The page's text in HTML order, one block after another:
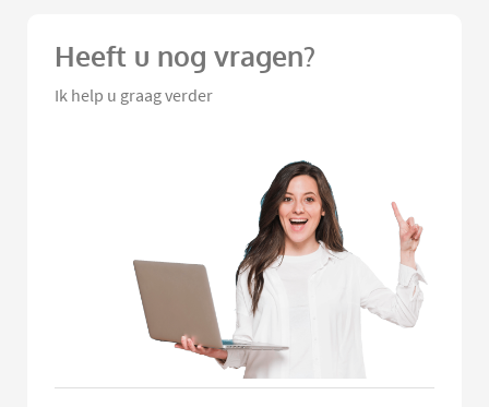
Heeft u nog vragen?
Ik help u graag verder